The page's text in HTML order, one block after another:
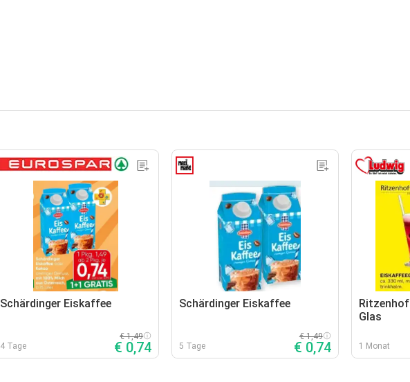
Schärdinger Eiskaffee
4 Tage
€ 1,49
€ 0,74
Schärdinger Eiskaffee
5 Tage
€ 1,49
€ 0,74
Glas
1 Monat